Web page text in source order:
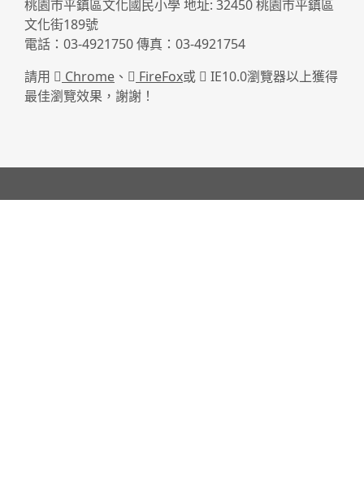
桃園市平鎮區文化國民小學 地址: 32450 桃園市平鎮區
文化街189號
電話：03-4921750 傳真：03-4921754
請用
Chrome 、 FireFox或
IE10.0瀏覽器以上獲得
最佳瀏覽效果，謝謝！